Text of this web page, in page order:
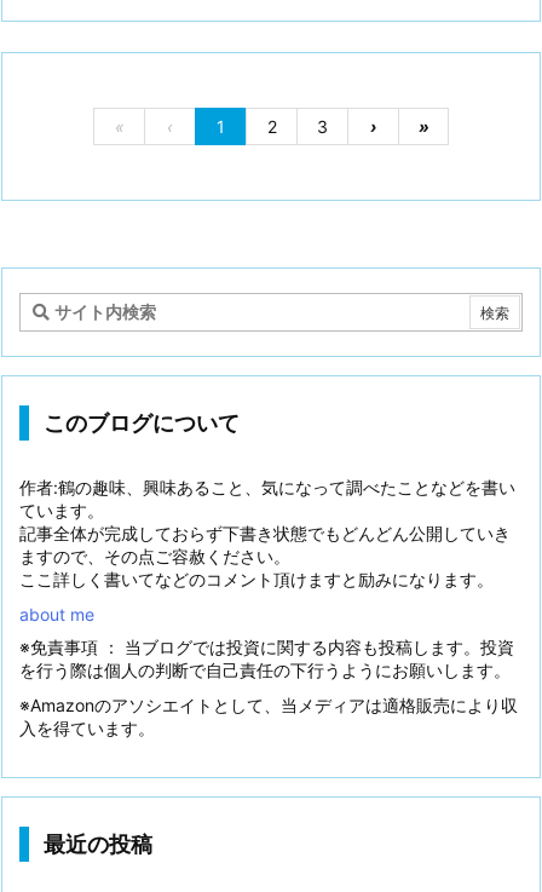
« ‹ 1 2 3 › »
このブログについて
作者:鶴の趣味、興味あること、気になって調べたことなどを書い
ています。
記事全体が完成しておらず下書き状態でもどんどん公開していき
ますので、その点ご容赦ください。
ここ詳しく書いてなどのコメント頂けますと励みになります。
about me
※免責事項 ： 当ブログでは投資に関する内容も投稿します。投資
を行う際は個人の判断で自己責任の下行うようにお願いします。
※Amazonのアソシエイトとして、当メディアは適格販売により収
入を得ています。
最近の投稿